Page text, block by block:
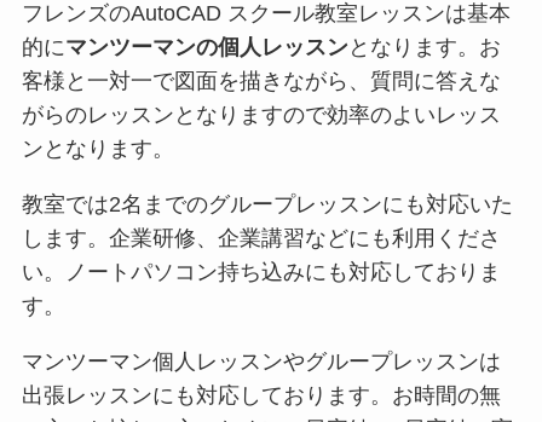
フレンズのAutoCAD スクール教室レッスンは基本
的にマンツーマンの個人レッスンとなります。お
客様と一対一で図面を描きながら、質問に答えな
がらのレッスンとなりますので効率のよいレッス
ンとなります。
教室では2名までのグループレッスンにも対応いた
します。企業研修、企業講習などにも利用くださ
い。ノートパソコン持ち込みにも対応しておりま
す。
マンツーマン個人レッスンやグループレッスンは
出張レッスンにも対応しております。お時間の無